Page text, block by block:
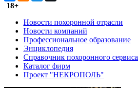
18+
Новости похоронной отрасли
Новости компаний
Профессиональное образование
Энциклопедия
Справочник похоронного сервиса
Каталог фирм
Проект "НЕКРОПОЛЬ"